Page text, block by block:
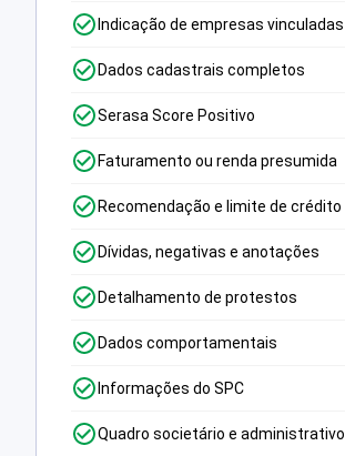
Indicação de empresas vinculadas
Dados cadastrais completos
Serasa Score Positivo
Faturamento ou renda presumida
Recomendação e limite de crédito
Dívidas, negativas e anotações
Detalhamento de protestos
Dados comportamentais
Informações do SPC
Quadro societário e administrativo